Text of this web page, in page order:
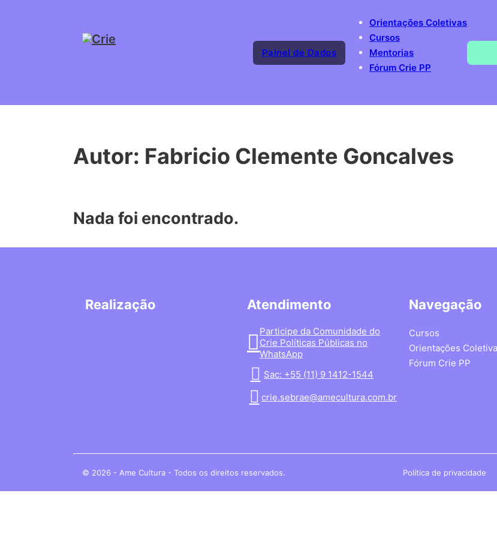
Painel de Dados
Orientações Coletivas
Cursos
Mentorias
Fórum Crie PP
Autor: Fabricio Clemente Goncalves
Nada foi encontrado.
Realização Atendimento
Participe da Comunidade do
Crie Políticas Públicas no
WhatsApp
Sac: +55 (11) 9 1412-1544
crie.sebrae@amecultura.com.br
Navegação
Cursos
Orientações
Fórum Crie PP
© 2026 - Ame Cultura - Todos os direitos reservados. Política de privacidade